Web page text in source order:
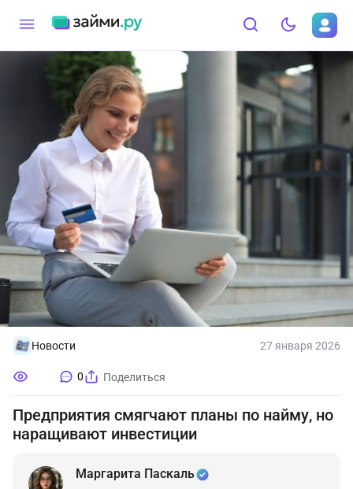
Новости 27 января 2026
0 Поделиться
Предприятия смягчают планы по найму, но
наращивают инвестиции
Маргарита Паскаль